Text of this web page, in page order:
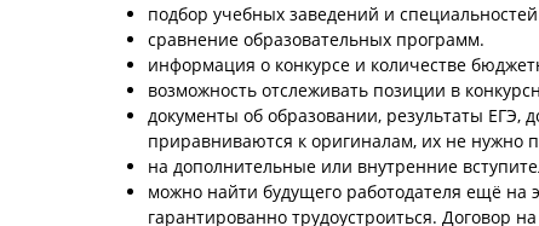
подбор учебных заведений и
сравнение образовательных программ.
информация о конкурсе и количестве
возможность отслеживать позиции в
документы об образовании, результаты ЕГЭ,
приравниваются к оригиналам, их не нужно
на дополнительные или внутренние
можно найти будущего работодателя ещё на
гарантированно трудоустроиться. Договор